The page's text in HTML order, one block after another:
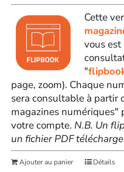
Cette
vous est
"
page, zoom). Chaque
sera consultable à partir
magazines numériques"
votre compte. N.B. Un
un fichier PDF
Ajouter au panier Détails